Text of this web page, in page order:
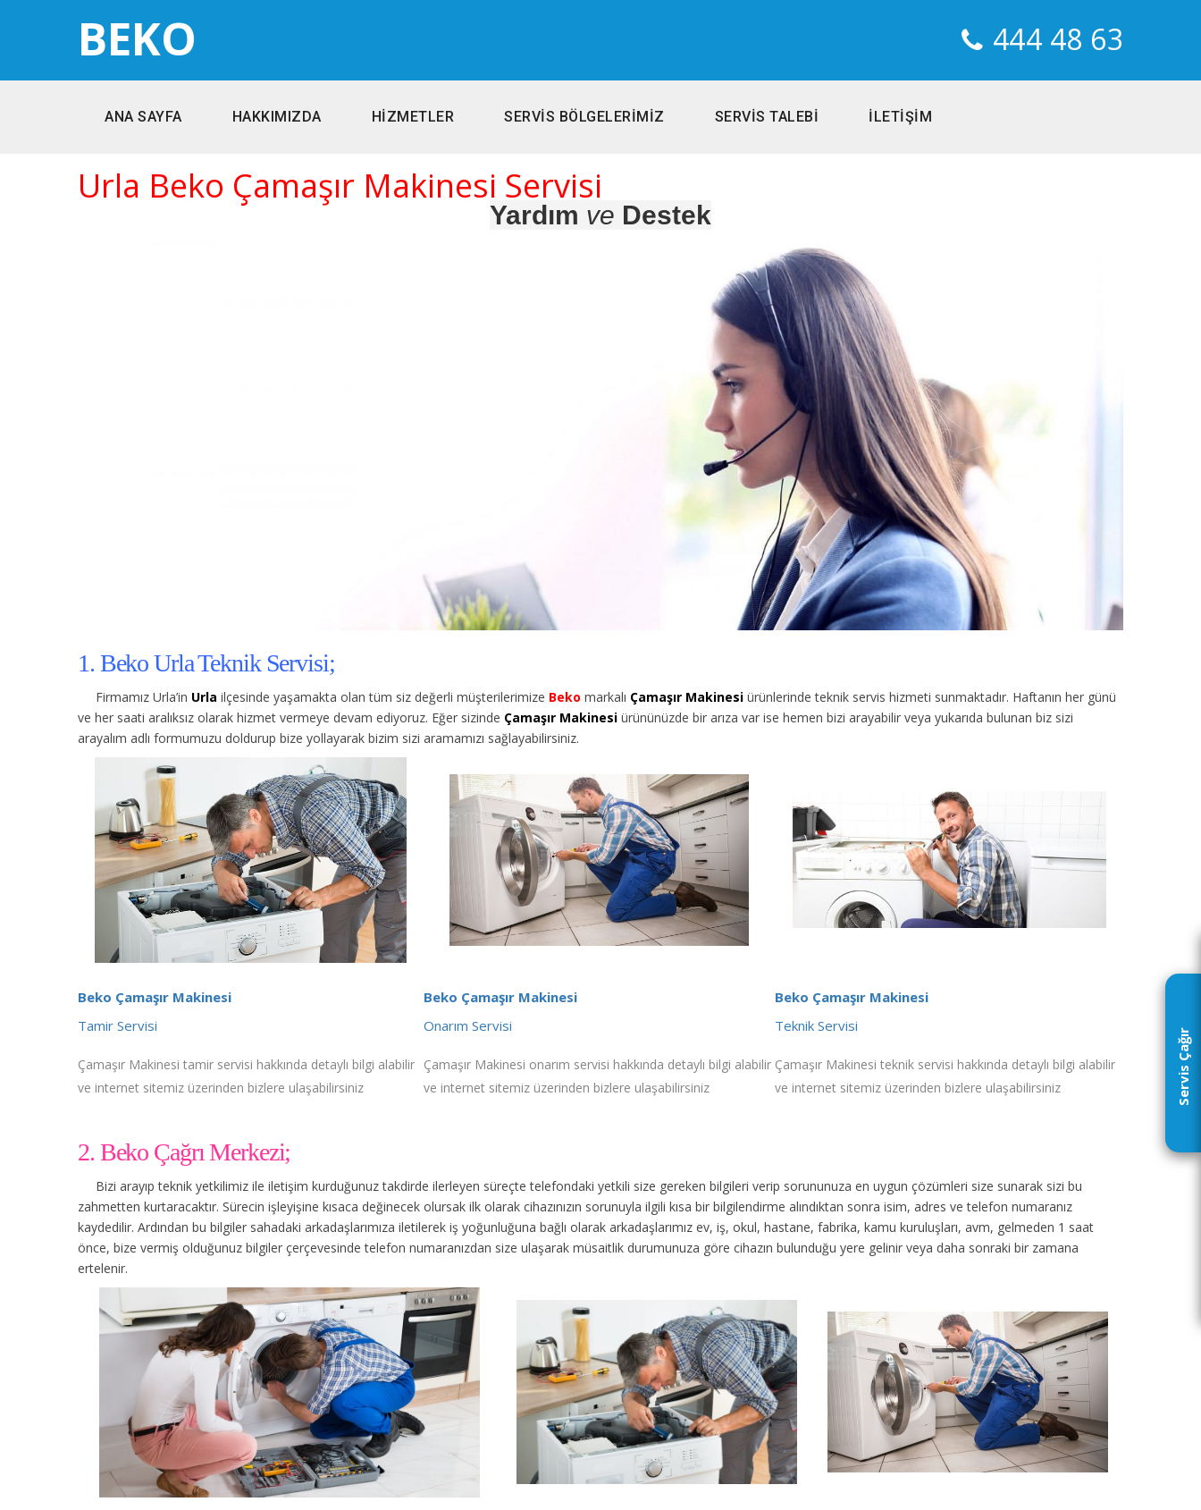
Servis Çağır
BEKO 444 48 63
ANA SAYFA HAKKIMIZDA HİZMETLER SERVİS BÖLGELERİMİZ SERVİS TALEBİ İLETİŞİM
Urla Beko Çamaşır Makinesi Servisi
Yardım ve Destek
1. Beko Urla Teknik Servisi;
Firmamız Urla’in Urla ilçesinde yaşamakta olan tüm siz değerli müşterilerimize Beko markalı Çamaşır Makinesi ürünlerinde teknik servis hizmeti sunmaktadır. Haftanın her günü
ve her saati aralıksız olarak hizmet vermeye devam ediyoruz. Eğer sizinde Çamaşır Makinesi ürününüzde bir arıza var ise hemen bizi arayabilir veya yukarıda bulunan biz sizi
arayalım adlı formumuzu doldurup bize yollayarak bizim sizi aramamızı sağlayabilirsiniz.
Beko Çamaşır Makinesi
Tamir Servisi
Çamaşır Makinesi tamir servisi hakkında detaylı bilgi alabilir
ve internet sitemiz üzerinden bizlere ulaşabilirsiniz
Beko Çamaşır Makinesi
Onarım Servisi
Çamaşır Makinesi onarım servisi hakkında detaylı bilgi alabilir
ve internet sitemiz üzerinden bizlere ulaşabilirsiniz
Beko Çamaşır Makinesi
Teknik Servisi
Çamaşır Makinesi teknik servisi hakkında detaylı bilgi alabilir
ve internet sitemiz üzerinden bizlere ulaşabilirsiniz
2. Beko Çağrı Merkezi;
Bizi arayıp teknik yetkilimiz ile iletişim kurduğunuz takdirde ilerleyen süreçte telefondaki yetkili size gereken bilgileri verip sorununuza en uygun çözümleri size sunarak sizi bu
zahmetten kurtaracaktır. Sürecin işleyişine kısaca değinecek olursak ilk olarak cihazınızın sorunuyla ilgili kısa bir bilgilendirme alındıktan sonra isim, adres ve telefon numaranız
kaydedilir. Ardından bu bilgiler sahadaki arkadaşlarımıza iletilerek iş yoğunluğuna bağlı olarak arkadaşlarımız ev, iş, okul, hastane, fabrika, kamu kuruluşları, avm, gelmeden 1 saat
önce, bize vermiş olduğunuz bilgiler çerçevesinde telefon numaranızdan size ulaşarak müsaitlik durumunuza göre cihazın bulunduğu yere gelinir veya daha sonraki bir zamana
ertelenir.